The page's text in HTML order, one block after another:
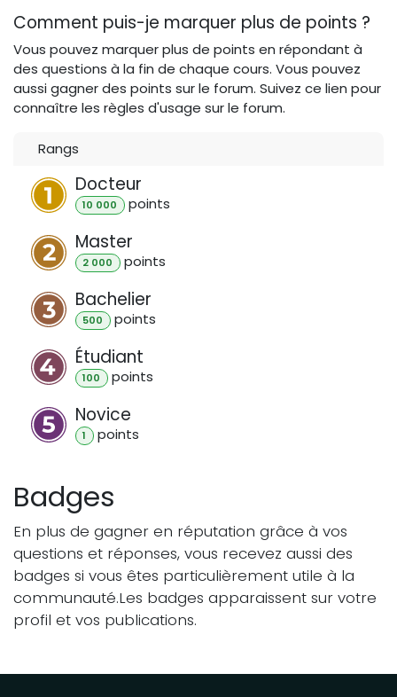
Comment puis-je marquer plus de points ?
Vous pouvez marquer plus de points en répondant à
des questions à la fin de chaque cours. Vous pouvez
aussi gagner des points sur le forum. Suivez ce lien pour
connaître les règles d'usage sur le forum.
Rangs
Docteur
10 000 points
Master
2 000 points
Bachelier
500 points
Étudiant
100 points
Novice
1 points
Badges
En plus de gagner en réputation grâce à vos
questions et réponses, vous recevez aussi des
badges si vous êtes particulièrement utile à la
communauté.Les badges apparaissent sur votre
profil et vos publications.